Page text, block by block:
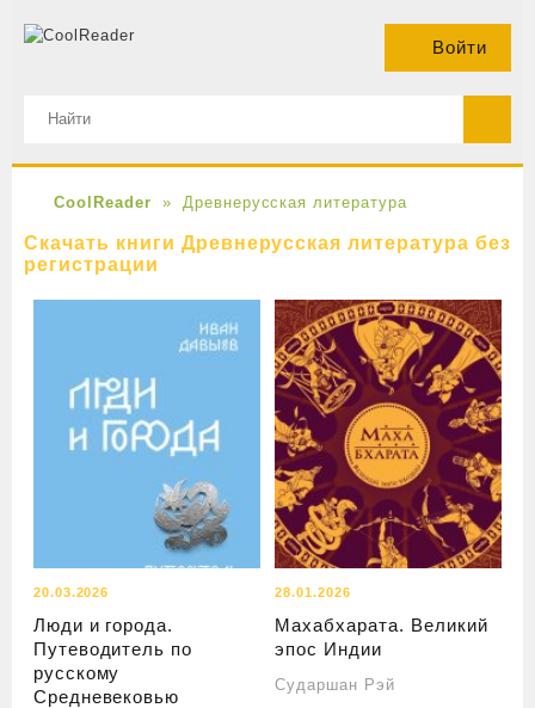
Войти
CoolReader Древнерусская литература
Скачать книги Древнерусская литература без
регистрации
20.03.2026
Люди и города.
Путеводитель по
русскому
Средневековью
28.01.2026
Махабхарата. Великий
эпос Индии
Сударшан Рэй